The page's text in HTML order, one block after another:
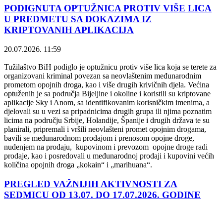
PODIGNUTA OPTUŽNICA PROTIV VIŠE LICA
U PREDMETU SA DOKAZIMA IZ
KRIPTOVANIH APLIKACIJA
20.07.2026. 11:59
Tužilaštvo BiH podiglo je optužnicu protiv više lica koja se terete za
organizovani kriminal povezan sa neovlaštenim međunarodnim
prometom opojnih droga, kao i više drugih krivičnih djela. Većina
optuženih je sa područja Bijeljine i okoline i koristili su kriptovane
aplikacije Sky i Anom, sa identifikovanim korisničkim imenima, a
djelovali su u vezi sa pripadnicima drugih grupa ili njima poznatim
licima na području Srbije, Holandije, Španije i drugih država te su
planirali, pripremali i vršili neovlašteni promet opojnim drogama,
bavili se međunarodnom prodajom i prenosom opojne droge,
nuđenjem na prodaju, kupovinom i prevozom opojne droge radi
prodaje, kao i posredovali u međunarodnoj prodaji i kupovini većih
količina opojnih droga „kokain“ i „marihuana“.
PREGLED VAŽNIJIH AKTIVNOSTI ZA
SEDMICU OD 13.07. DO 17.07.2026. GODINE